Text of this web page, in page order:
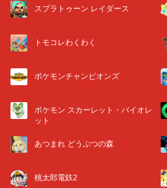
スプラトゥーン レイダース
トモコレわくわく
ポケモンチャンピオンズ
ポケモン スカーレット・バイオレ
ット
あつまれ どうぶつの森
桃太郎電鉄2